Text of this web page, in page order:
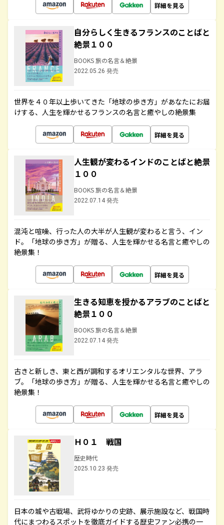
詳細を見る
自分らしく生きるフランスのことばと
絶景１００
BOOKS 旅の名言＆絶景
2022.05.26 発売
世界を４０年以上歩いてきた「地球の歩き方」があなたにお届
けする、人生を輝かせるフランスの名言と癒やしの絶景集
詳細を見る
人生観が変わるインドのことばと絶景
１００
BOOKS 旅の名言＆絶景
2022.07.14 発売
混沌と喧噪、行った人の大半が人生観が変わると言う、イン
ド。「地球の歩き方」が贈る、人生を輝かせる名言と癒やしの
絶景集！
詳細を見る
生きる知恵を授かるアラブのことばと
絶景１００
BOOKS 旅の名言＆絶景
2022.07.14 発売
古きと新しき、東と西が調和するオリエンタルな世界、アラ
ブ。「地球の歩き方」が贈る、人生を輝かせる名言と癒やしの
絶景集！
詳細を見る
Ｈ０１ 戦国
歴史時代
2025.10.23 発売
日本の城や古戦場、武将ゆかりの史跡、展示施設など、戦国時
代にまつわるスポットを徹底ガイドする歴史ファン必携の一